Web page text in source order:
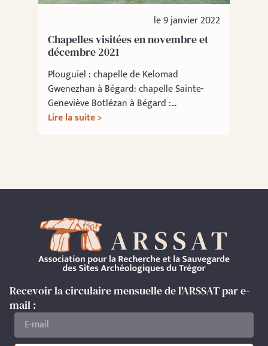
le 9 janvier 2022
Chapelles visitées en novembre et
décembre 2021
Plouguiel : chapelle de Kelomad
Gwenezhan à Bégard: chapelle Sainte-
Geneviève Botlézan à Bégard :...
Lire la suite >
Recevoir la circulaire mensuelle de l'ARSSAT par e-
mail :